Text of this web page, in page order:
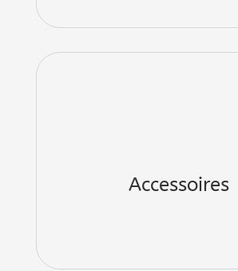
Accessoires